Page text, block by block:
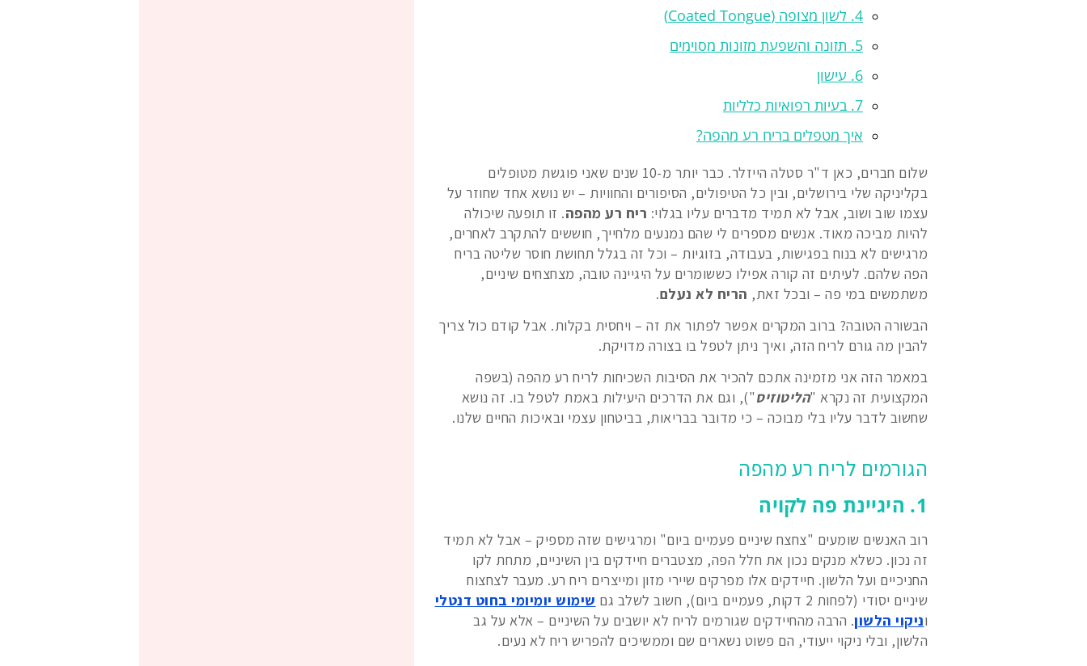
4. לשון מצופה (Coated Tongue)
5. תזונה והשפעת מזונות מסוימים
6. עישון
7. בעיות רפואיות כלליות
איך מטפלים בריח רע מהפה?
שלום חברים, כאן ד"ר סטלה הייזלר. כבר יותר מ-10 שנים שאני פוגשת מטופלים
בקליניקה שלי בירושלים, ובין כל הטיפולים, הסיפורים והחוויות – יש נושא אחד שחוזר על
עצמו שוב ושוב, אבל לא תמיד מדברים עליו בגלוי: ריח רע מהפה. זו תופעה שיכולה
להיות מביכה מאוד. אנשים מספרים לי שהם נמנעים מלחייך, חוששים להתקרב לאחרים,
מרגישים לא בנוח בפגישות, בעבודה, בזוגיות – וכל זה בגלל תחושת חוסר שליטה בריח
הפה שלהם. לעיתים זה קורה אפילו כששומרים על היגיינה טובה, מצחצחים שיניים,
משתמשים במי פה – ובכל זאת, הריח לא נעלם.
הבשורה הטובה? ברוב המקרים אפשר לפתור את זה – ויחסית בקלות. אבל קודם כול צריך
להבין מה גורם לריח הזה, ואיך ניתן לטפל בו בצורה מדויקת.
במאמר הזה אני מזמינה אתכם להכיר את הסיבות השכיחות לריח רע מהפה (בשפה
המקצועית זה נקרא "הליטוזיס"), וגם את הדרכים היעילות באמת לטפל בו. זה נושא
שחשוב לדבר עליו בלי מבוכה – כי מדובר בבריאות, בביטחון עצמי ובאיכות החיים שלנו.
הגורמים לריח רע מהפה
1. היגיינת פה לקויה
רוב האנשים שומעים "צחצח שיניים פעמיים ביום" ומרגישים שזה מספיק – אבל לא תמיד
זה נכון. כשלא מנקים נכון את חלל הפה, מצטברים חיידקים בין השיניים, מתחת לקו
החניכיים ועל הלשון. חיידקים אלו מפרקים שיירי מזון ומייצרים ריח רע. מעבר לצחצוח
שיניים יסודי (לפחות 2 דקות, פעמיים ביום), חשוב לשלב גם
שימוש יומיומי בחוט דנטלי
וניקוי הלשון. הרבה מהחיידקים שגורמים לריח לא יושבים על השיניים – אלא על גב
הלשון, ובלי ניקוי ייעודי, הם פשוט נשארים שם וממשיכים להפריש ריח לא נעים.